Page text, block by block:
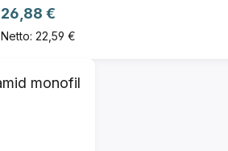
Regulärer Preis:
26,88 €
Netto: 22,59 €